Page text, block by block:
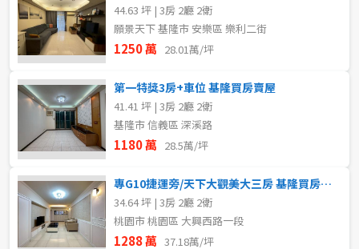
44.63 坪 | 3房 2廳 2衛
願景天下 基隆市 安樂區 樂利二街
1250 萬 28.01萬/坪
第一特獎3房+車位 基隆買房賣屋
41.41 坪 | 3房 2廳 2衛
基隆市 信義區 深溪路
1180 萬 28.5萬/坪
專G10捷運旁/天下大觀美大三房 基隆買房賣屋
34.64 坪 | 3房 2廳 2衛
桃園市 桃園區 大興西路一段
1288 萬 37.18萬/坪